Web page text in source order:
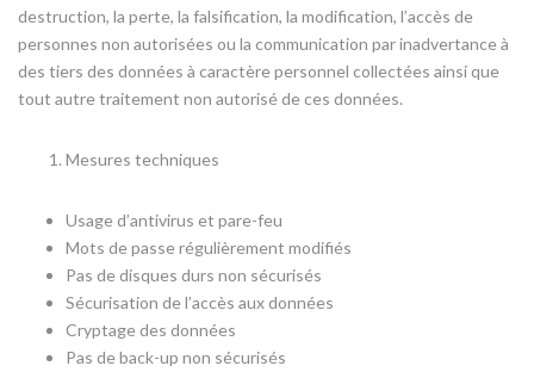
destruction, la perte, la falsification, la modification, l’accès de
personnes non autorisées ou la communication par inadvertance à
des tiers des données à caractère personnel collectées ainsi que
tout autre traitement non autorisé de ces données.
Mesures techniques
Usage d’antivirus et pare-feu
Mots de passe régulièrement modifiés
Pas de disques durs non sécurisés
Sécurisation de l’accès aux données
Cryptage des données
Pas de back-up non sécurisés